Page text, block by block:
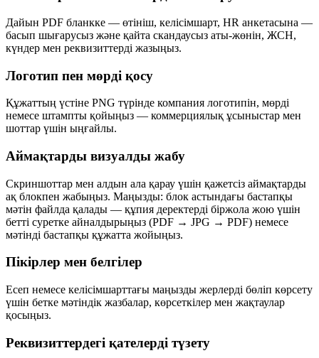
Дайын PDF бланкке — өтініш, келісімшарт, HR анкетасына —
басып шығарусыз және қайта скандаусыз аты-жөнін, ЖСН,
күндер мен реквизиттерді жазыңыз.
Логотип пен мөрді қосу
Құжаттың үстіне PNG түрінде компания логотипін, мөрді
немесе штампты қойыңыз — коммерциялық ұсыныстар мен
шоттар үшін ыңғайлы.
Аймақтарды визуалды жабу
Скриншоттар мен алдын ала қарау үшін қажетсіз аймақтарды
ақ блокпен жабыңыз. Маңызды: блок астындағы бастапқы
мәтін файлда қалады — құпия деректерді біржола жою үшін
бетті суретке айналдырыңыз (PDF → JPG → PDF) немесе
мәтінді бастапқы құжатта жойыңыз.
Пікірлер мен белгілер
Есеп немесе келісімшарттағы маңызды жерлерді бөліп көрсету
үшін бетке мәтіндік жазбалар, көрсеткілер мен жақтаулар
қосыңыз.
Реквизиттердегі қателерді түзету